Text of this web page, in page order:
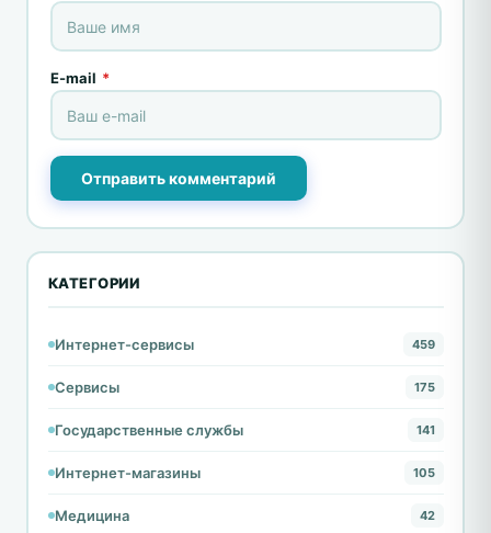
E-mail *
Отправить комментарий
КАТЕГОРИИ
Интернет-сервисы 459
Сервисы 175
Государственные службы 141
Интернет-магазины 105
Медицина 42